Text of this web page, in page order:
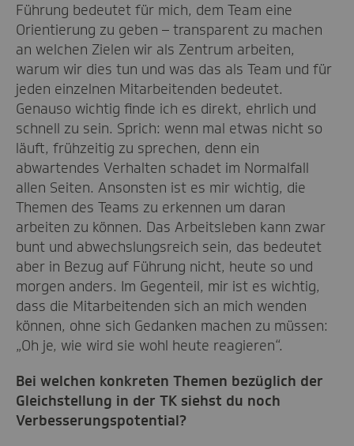
Führung bedeutet für mich, dem Team eine
Orientierung zu geben – transparent zu machen
an welchen Zielen wir als Zentrum arbeiten,
warum wir dies tun und was das als Team und für
jeden einzelnen Mitarbeitenden bedeutet.
Genauso wichtig finde ich es direkt, ehrlich und
schnell zu sein. Sprich: wenn mal etwas nicht so
läuft, frühzeitig zu sprechen, denn ein
abwartendes Verhalten schadet im Normalfall
allen Seiten. Ansonsten ist es mir wichtig, die
Themen des Teams zu erkennen um daran
arbeiten zu können. Das Arbeitsleben kann zwar
bunt und abwechslungsreich sein, das bedeutet
aber in Bezug auf Führung nicht, heute so und
morgen anders. Im Gegenteil, mir ist es wichtig,
dass die Mitarbeitenden sich an mich wenden
können, ohne sich Gedanken machen zu müssen:
„Oh je, wie wird sie wohl heute reagieren“.
Bei welchen konkreten Themen bezüglich der
Gleichstellung in der TK siehst du noch
Verbesserungspotential?